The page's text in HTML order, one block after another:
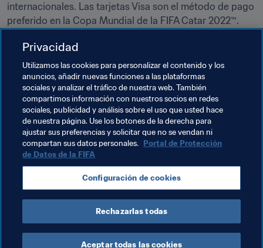
internacionales. Las tarjetas Visa son el método de pago
preferido en la Copa Mundial de la FIFA Catar 2022™.
Si desea obtener más información sobre las entradas
para la Copa Mundial de la FIFA Catar 2022™ y consultar
otras novedades de la competición, visite
periódicamente FIFA.com/tickets.
Temas relacionados
Copa Mundial de la FIFA Catar 2022™
Privacidad
Utilizamos las cookies para personalizar el contenido y los
anuncios, añadir nuevas funciones a las plataformas
sociales y analizar el tráfico de nuestra web. También
compartimos información con nuestros socios en redes
sociales, publicidad y análisis sobre el uso que usted hace
de nuestra página. Use los botones de la derecha para
ajustar sus preferencias y solicitar que no se vendan ni
compartan sus datos personales. Portal de Protección
de Datos de la FIFA
Configuración de cookies
Rechazarlas todas
Aceptar todas las cookies